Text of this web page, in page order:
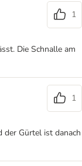
1
Die Schnalle am
1
der Gürtel ist danach